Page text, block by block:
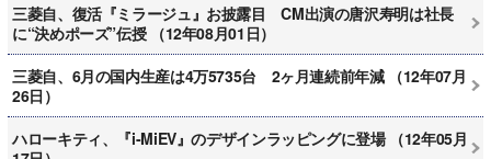
三菱自、復活『ミラージュ』お披露目 CM出演の唐沢寿明は社長
に“決めポーズ”伝授 （12年08月01日）
三菱自、6月の国内生産は4万5735台 2ヶ月連続前年減 （12年07月
26日）
ハローキティ、『i-MiEV』のデザインラッピングに登場 （12年05月